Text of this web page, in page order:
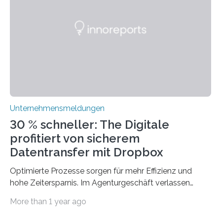
traditionelle Geschäftsprozesse in vielerlei Hinsicht
Unternehmensmeldungen
30 % schneller: The Digitale
profitiert von sicherem
Datentransfer mit Dropbox
Optimierte Prozesse sorgen für mehr Effizienz und
hohe Zeitersparnis. Im Agenturgeschäft verlassen
machen sich auf den Weg zu Kunden oder Partnern.
More than 1 year ago